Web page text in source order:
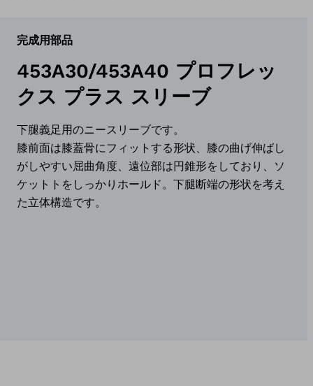
完成用部品
453A30/453A40 プロフレッ
クス プラス スリーブ
下腿義足用のニースリーブです。
膝前面は膝蓋骨にフィットする形状、膝の曲げ伸ばし
がしやすい屈曲角度、遠位部は円錐形をしており、ソ
ケットトをしっかりホールド。下腿断端の形状を考え
た立体構造です。